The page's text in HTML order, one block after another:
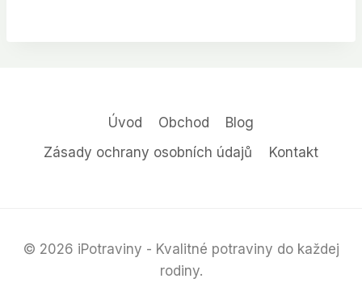
Úvod Obchod
Blog
Zásady ochrany osobních údajů
Kontakt
© 2026 iPotraviny - Kvalitné potraviny do každej
rodiny.